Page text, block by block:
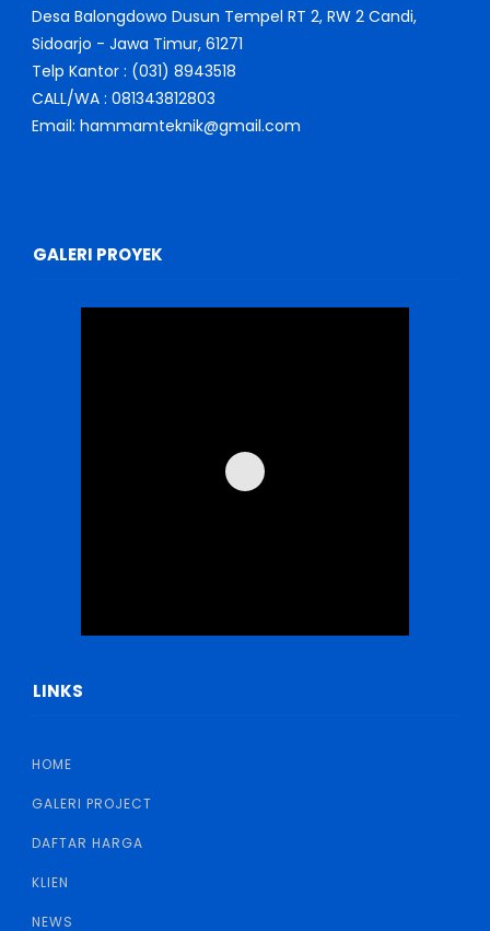
Desa Balongdowo Dusun Tempel RT 2, RW 2 Candi,
Sidoarjo - Jawa Timur, 61271
Telp Kantor : (031) 8943518
CALL/WA : 081343812803
Email: hammamteknik@gmail.com
GALERI PROYEK
LINKS
HOME
GALERI PROJECT
DAFTAR HARGA
KLIEN
NEWS